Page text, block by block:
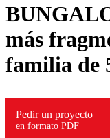
más
familia de
Pedir un proyecto
en formato PDF